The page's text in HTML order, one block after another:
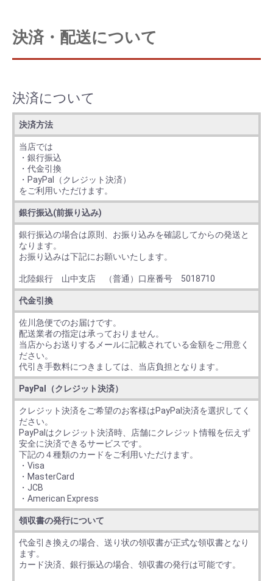
決済・配送について
決済について
決済方法
当店では
・銀行振込
・代金引換
・PayPal（クレジット決済）
をご利用いただけます。
銀行振込(前振り込み)
銀行振込の場合は原則、お振り込みを確認してからの発送と
なります。
お振り込みは下記にお願いいたします。
北陸銀行 山中支店 （普通）口座番号 5018710
代金引換
佐川急便でのお届けです。
配送業者の指定は承っておりません。
当店からお送りするメールに記載されている金額をご用意く
ださい。
代引き手数料につきましては、当店負担となります。
PayPal（クレジット決済）
クレジット決済をご希望のお客様はPayPal決済を選択してく
ださい。
PayPalはクレジット決済時、店舗にクレジット情報を伝えず
安全に決済できるサービスです。
下記の４種類のカードをご利用いただけます。
・Visa
・MasterCard
・JCB
・American Express
領収書の発行について
代金引き換えの場合、送り状の領収書が正式な領収書となり
ます。
カード決済、銀行振込の場合、領収書の発行は可能です。